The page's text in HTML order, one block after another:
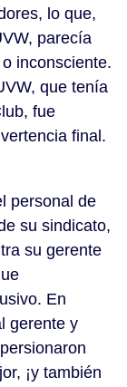
lo que,
parecía
inconsciente.
que tenía
fue
final.
personal de
su sindicato,
su gerente
En
gerente y
¡y también